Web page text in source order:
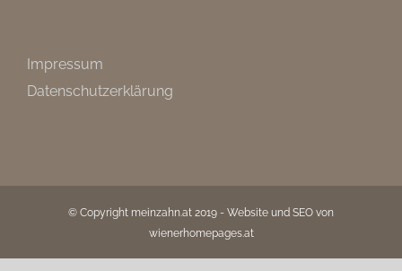
Impressum
Datenschutzerklärung
© Copyright meinzahn.at 2019 - Website und SEO von
wienerhomepages.at